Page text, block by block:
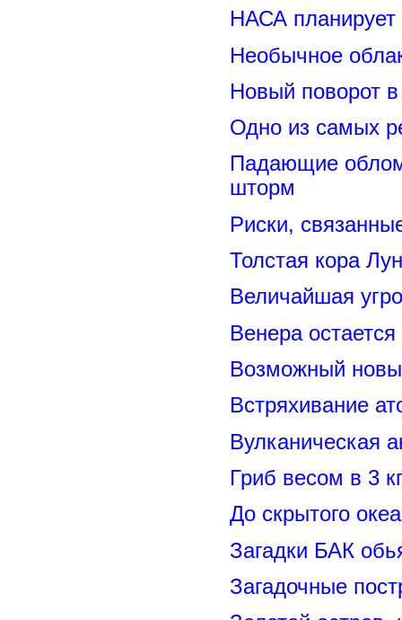
НАСА
Необычное
Новый поворот
Одно из самых
Падающие
шторм
Риски,
Толстая кора
Величайшая
Венера
Возможный
Встряхивание
Вулканическая
Гриб весом в 3
До скрытого
Загадки БАК
Загадочные